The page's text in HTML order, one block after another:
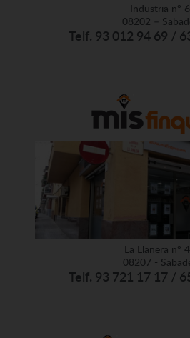
Industria nº 6
08202 –
Telf. 93 012 94 69 /
La Llanera nº
08207 -
Telf. 93 721 17 17 /